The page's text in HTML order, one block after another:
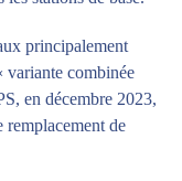
principalement
variante combinée
en décembre 2023,
remplacement de